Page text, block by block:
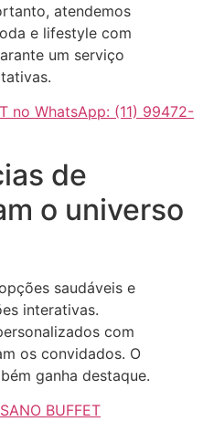
atendemos
e lifestyle com
um serviço
no WhatsApp: (11) 99472-
de
o universo
saudáveis e
interativas.
com
os convidados. O
ganha destaque.
BUFFET